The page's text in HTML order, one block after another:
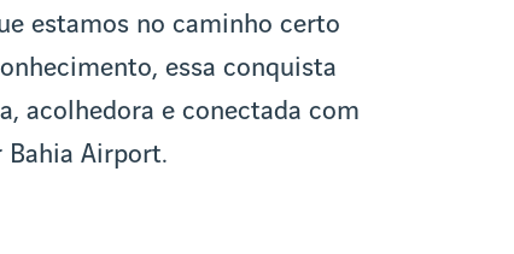
estamos no caminho certo
essa conquista
acolhedora e conectada com
Bahia Airport.